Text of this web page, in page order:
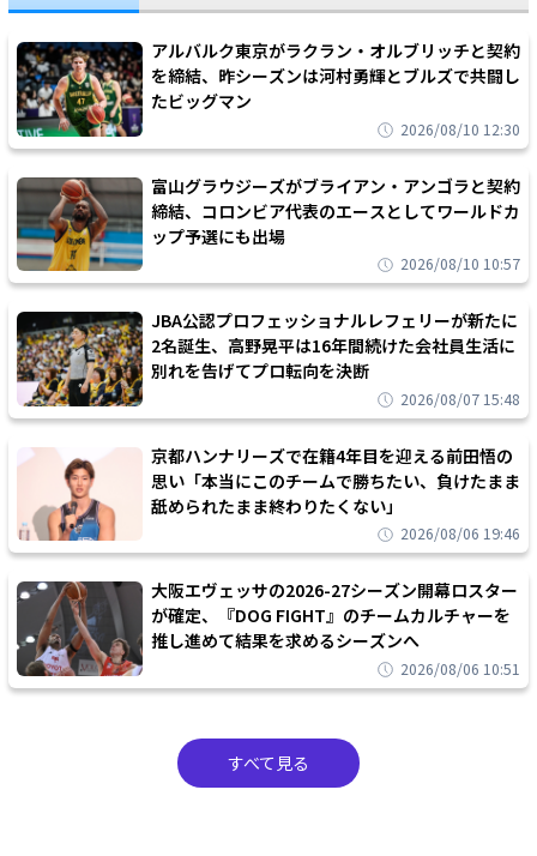
アルバルク東京がラクラン・オルブリッチと契約
を締結、昨シーズンは河村勇輝とブルズで共闘し
たビッグマン
2026/08/10 12:30
富山グラウジーズがブライアン・アンゴラと契約
締結、コロンビア代表のエースとしてワールドカ
ップ予選にも出場
2026/08/10 10:57
JBA公認プロフェッショナルレフェリーが新たに
2名誕生、高野晃平は16年間続けた会社員生活に
別れを告げてプロ転向を決断
2026/08/07 15:48
京都ハンナリーズで在籍4年目を迎える前田悟の
思い「本当にこのチームで勝ちたい、負けたまま
舐められたまま終わりたくない」
2026/08/06 19:46
大阪エヴェッサの2026-27シーズン開幕ロスター
が確定、『DOG FIGHT』のチームカルチャーを
推し進めて結果を求めるシーズンへ
2026/08/06 10:51
すべて見る